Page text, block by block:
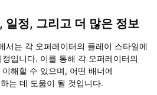
일정, 그리고 더 많은 정보
서는 각 오퍼레이터의 플레이 스타일에
입니다. 이를 통해 각 오퍼레이터의
해할 수 있으며, 어떤 배너에
는 데 도움이 될 것입니다.